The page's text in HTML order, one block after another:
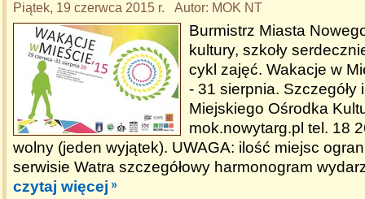
Piątek, 19 czerwca 2015 r. Autor: MOK NT
Burmistrz Miasta
kultury, szkoły
cykl zajęć. Wakacje w
- 31 sierpnia. Szczegóły
Miejskiego Ośrodka
mok.nowytarg.pl tel. 18
wolny (jeden wyjątek). UWAGA: ilość miejsc
serwisie Watra szczegółowy harmonogram
czytaj więcej